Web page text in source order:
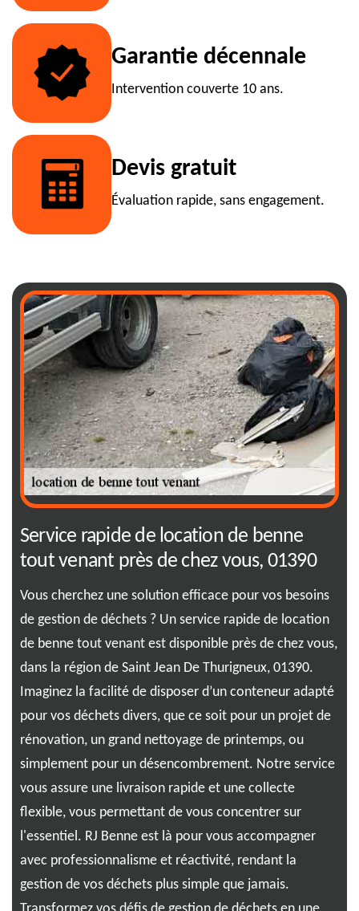
Garantie décennale
Intervention couverte 10 ans.
Devis gratuit
Évaluation rapide, sans engagement.
Service rapide de location de benne
tout venant près de chez vous, 01390
Vous cherchez une solution efficace pour vos besoins
de gestion de déchets ? Un service rapide de location
de benne tout venant est disponible près de chez vous,
dans la région de Saint Jean De Thurigneux, 01390.
Imaginez la facilité de disposer d’un conteneur adapté
pour vos déchets divers, que ce soit pour un projet de
rénovation, un grand nettoyage de printemps, ou
simplement pour un désencombrement. Notre service
vous assure une livraison rapide et une collecte
flexible, vous permettant de vous concentrer sur
l'essentiel. RJ Benne est là pour vous accompagner
avec professionnalisme et réactivité, rendant la
gestion de vos déchets plus simple que jamais.